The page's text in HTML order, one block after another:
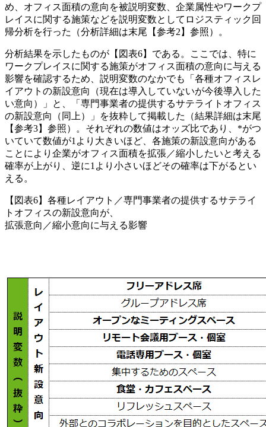
め、オフィス面積の意向を被説明変数、企業属性やワークプ
レイスに関する施策などを説明変数としてロジスティック回
帰分析を行った（分析詳細は末尾【参考2】参照）。
分析結果を示したものが【図表6】である。ここでは、特に
ワークプレイスに関する施策がオフィス面積の意向に与える
影響を確認するため、説明変数のなかでも「各種オフィスレ
イアウトの新設意向（現在は導入していないが今後導入した
い意向）」と、「専門事業者の提供するサテライトオフィス
の新設意向（同上）」を抜粋して掲載した（結果詳細は末尾
【参考3】参照）。それぞれの数値はオッズ比であり、*がつ
いていて数値が1より大きいほど、各施策の新設意向がある
ことにより企業がオフィス面積を拡張／縮小したいと考える
確率が上がり、逆に1より小さいほどその確率は下がるとい
える。
【図表6】各種レイアウト／専門事業者の提供するサテライ
トオフィスの新設意向が、
拡張意向／縮小意向に与える影響